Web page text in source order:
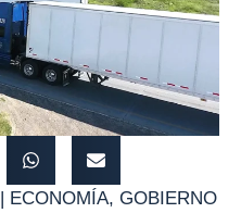
| ECONOMÍA, GOBIERNO